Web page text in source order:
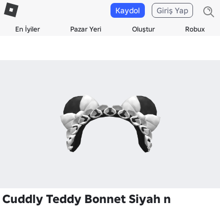
En İyiler Pazar Yeri Oluştur Robux
Kaydol Giriş Yap
Cuddly Teddy Bonnet Siyah n